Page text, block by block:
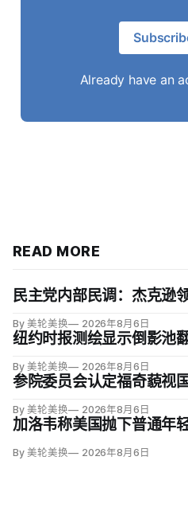
Already have an
READ MORE
民主党内部民调：杰克逊
By 美轮美换 2026年8月6日
纽约时报测绘显示倒影池
By 美轮美换 2026年8月6日
参院委员会认定福奇藐视
By 美轮美换 2026年8月6日
加洛韦称美国抛下普通年
By 美轮美换 2026年8月6日